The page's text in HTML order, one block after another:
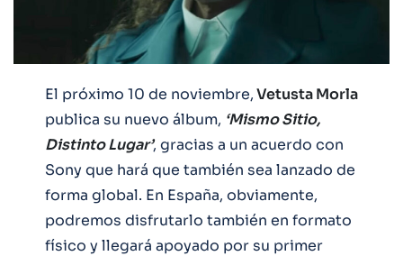
El próximo 10 de noviembre,Vetusta Morla
publica su nuevo álbum, ‘Mismo Sitio,
Distinto Lugar’, gracias a un acuerdo con
Sony que hará que también sea lanzado de
forma global. En España, obviamente,
podremos disfrutarlo también en formato
físico y llegará apoyado por su primer